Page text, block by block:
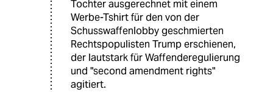
Tochter ausgerechnet mit einem
Werbe-Tshirt für den von der
Schusswaffenlobby geschmierten
Rechtspopulisten Trump erschienen,
der lautstark für Waffenderegulierung
und "second amendment rights"
agitiert.